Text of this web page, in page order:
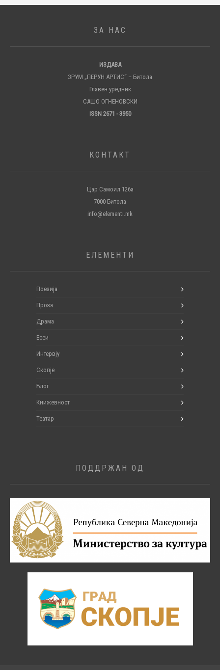
ЗА НАС
ИЗДАВА
ЗРУМ „ПЕРУН АРТИС“ – Битола
Главен уредник
САШО ОГНЕНОВСКИ
ISSN 2671 - 3950
КОНТАКТ
Цар Самоил 126а
7000 Битола
info@elementi.mk
ЕЛЕМЕНТИ
Поезија
Проза
Драма
Есеи
Интервју
Скопје
Блог
Книжевност
Театар
ПОДДРЖАН ОД